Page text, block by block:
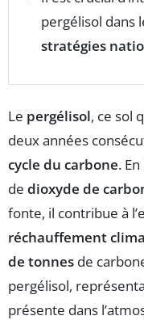
pergélisol dans
stratégies
Le pergélisol, ce sol
deux années
cycle du carbone.
de dioxyde de
fonte, il contribue à
réchauffement
de tonnes de
pergélisol,
présente dans